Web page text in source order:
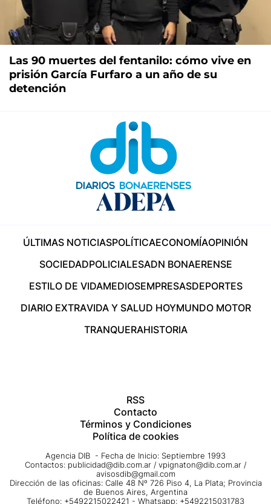
Las 90 muertes del fentanilo: cómo vive en
prisión García Furfaro a un año de su
detención
ÚLTIMAS NOTICIASPOLÍTICAECONOMÍAOPINIÓN
SOCIEDADPOLICIALESADN BONAERENSE
ESTILO DE VIDAMEDIOSEMPRESASDEPORTES
DIARIO EXTRAVIDA Y SALUD HOYMUNDO MOTOR
TRANQUERAHISTORIA
RSS
Contacto
Términos y Condiciones
Política de cookies
Agencia DIB - Fecha de Inicio: Septiembre 1993
Contactos: publicidad@dib.com.ar / vpignaton@dib.com.ar /
avisosdib@gmail.com
Dirección de las oficinas: Calle 48 Nº 726 Piso 4, La Plata; Provincia
de Buenos Aires, Argentina
Teléfono: +5492215022421 - Whatsapp: +5492215031783